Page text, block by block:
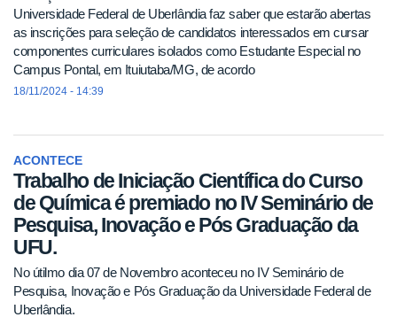
Universidade Federal de Uberlândia faz saber que estarão abertas
as inscrições para seleção de candidatos interessados em cursar
componentes curriculares isolados como Estudante Especial no
Campus Pontal, em Ituiutaba/MG, de acordo
18/11/2024 - 14:39
ACONTECE
Trabalho de Iniciação Científica do Curso
de Química é premiado no IV Seminário de
Pesquisa, Inovação e Pós Graduação da
UFU.
No útilmo dia 07 de Novembro aconteceu no IV Seminário de
Pesquisa, Inovação e Pós Graduação da Universidade Federal de
Uberlândia.